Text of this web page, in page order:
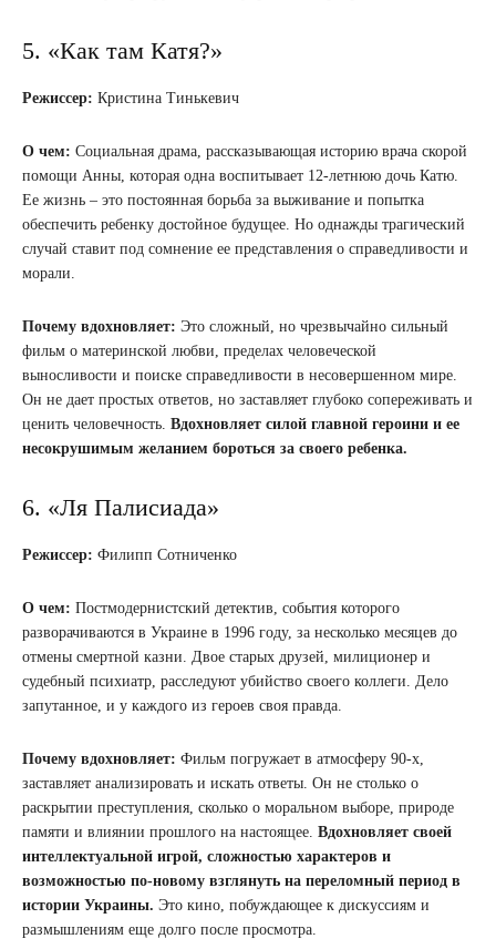
5. «Как там Катя?»
Режиссер: Кристина Тинькевич
О чем: Социальная драма, рассказывающая историю врача скорой
помощи Анны, которая одна воспитывает 12-летнюю дочь Катю.
Ее жизнь – это постоянная борьба за выживание и попытка
обеспечить ребенку достойное будущее. Но однажды трагический
случай ставит под сомнение ее представления о справедливости и
морали.
Почему вдохновляет: Это сложный, но чрезвычайно сильный
фильм о материнской любви, пределах человеческой
выносливости и поиске справедливости в несовершенном мире.
Он не дает простых ответов, но заставляет глубоко сопереживать и
ценить человечность. Вдохновляет силой главной героини и ее
несокрушимым желанием бороться за своего ребенка.
6. «Ля Палисиада»
Режиссер: Филипп Сотниченко
О чем: Постмодернистский детектив, события которого
разворачиваются в Украине в 1996 году, за несколько месяцев до
отмены смертной казни. Двое старых друзей, милиционер и
судебный психиатр, расследуют убийство своего коллеги. Дело
запутанное, и у каждого из героев своя правда.
Почему вдохновляет: Фильм погружает в атмосферу 90-х,
заставляет анализировать и искать ответы. Он не столько о
раскрытии преступления, сколько о моральном выборе, природе
памяти и влиянии прошлого на настоящее. Вдохновляет своей
интеллектуальной игрой, сложностью характеров и
возможностью по-новому взглянуть на переломный период в
истории Украины. Это кино, побуждающее к дискуссиям и
размышлениям еще долго после просмотра.